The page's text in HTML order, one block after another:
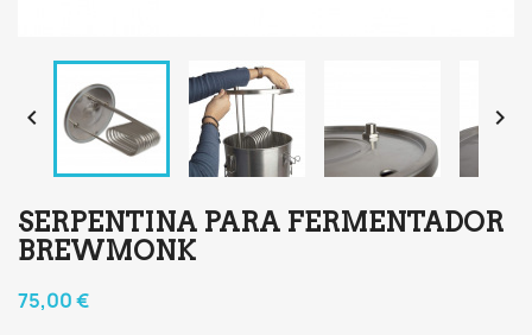
 
SERPENTINA PARA FERMENTADOR
BREWMONK
75,00 €